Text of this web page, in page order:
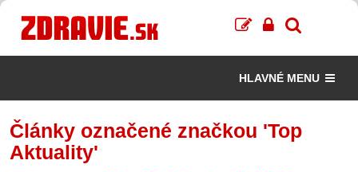
HLAVNÉ MENU
Články označené značkou 'Top
Aktuality'